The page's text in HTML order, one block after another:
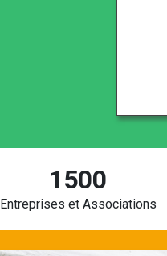
1500
Entreprises et Associations